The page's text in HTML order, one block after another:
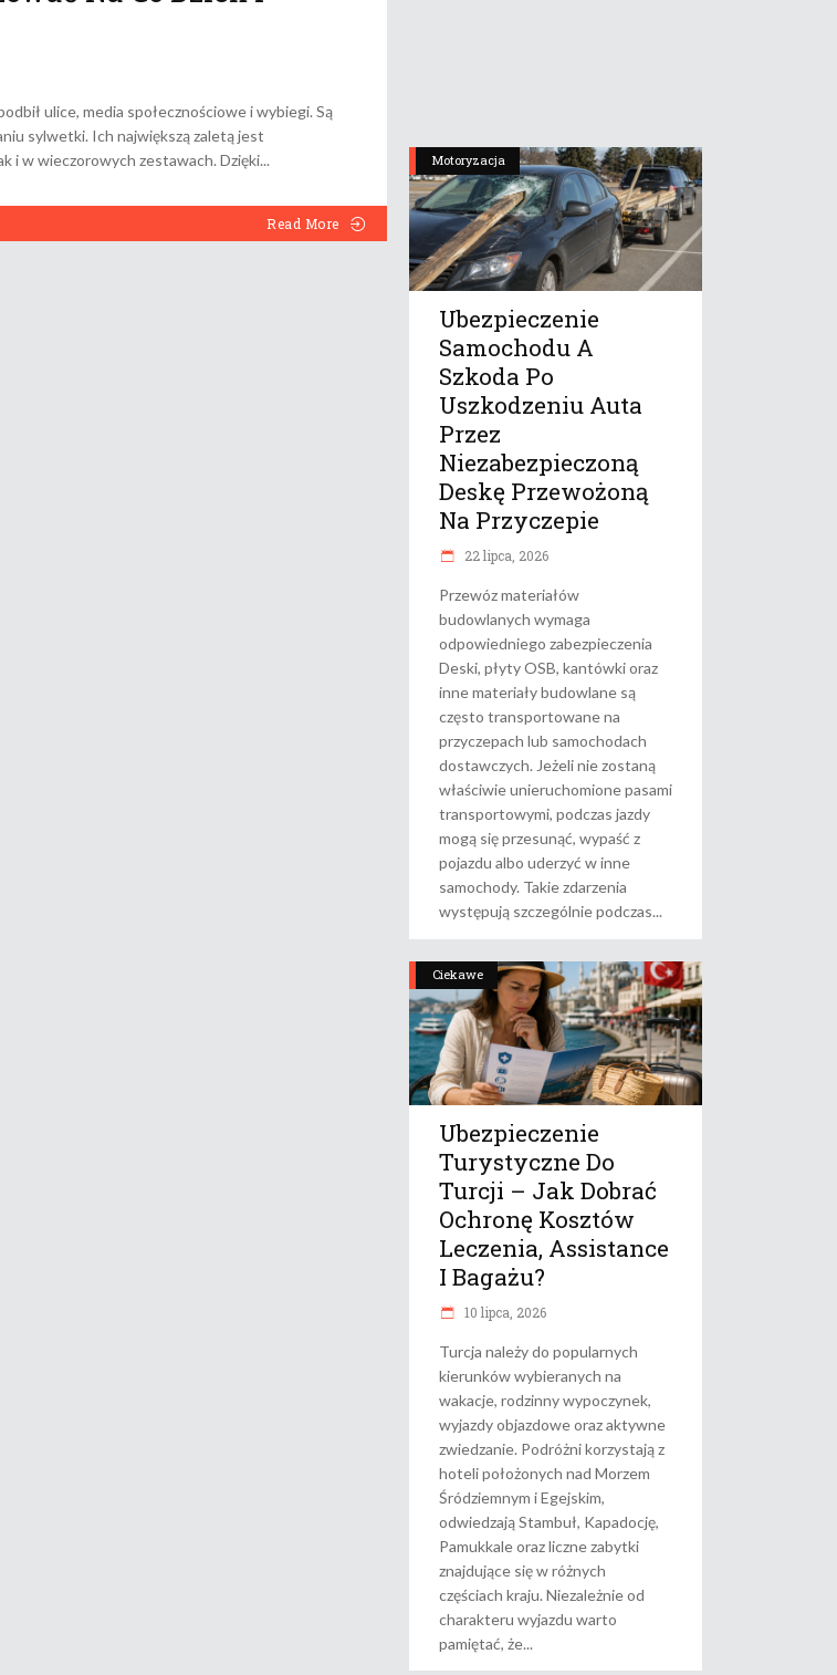
ulice, media społecznościowe i wybiegi. Są
sylwetki. Ich największą zaletą jest
i w wieczorowych zestawach. Dzięki
Read More
Motoryzacja
Ubezpieczenie
Samochodu A
Szkoda Po
Uszkodzeniu Auta
Przez
Niezabezpieczoną
Deskę Przewożoną
Na Przyczepie
22 lipca, 2026
Przewóz materiałów
budowlanych wymaga
odpowiedniego zabezpieczenia
Deski, płyty OSB, kantówki oraz
inne materiały budowlane są
często transportowane na
przyczepach lub samochodach
dostawczych. Jeżeli nie zostaną
właściwie unieruchomione pasami
transportowymi, podczas jazdy
mogą się przesunąć, wypaść z
pojazdu albo uderzyć w inne
samochody. Takie zdarzenia
występują szczególnie podczas
Ciekawe
Ubezpieczenie
Turystyczne Do
Turcji – Jak Dobrać
Ochronę Kosztów
Leczenia, Assistance
I Bagażu?
10 lipca, 2026
Turcja należy do popularnych
kierunków wybieranych na
wakacje, rodzinny wypoczynek,
wyjazdy objazdowe oraz aktywne
zwiedzanie. Podróżni korzystają z
hoteli położonych nad Morzem
Śródziemnym i Egejskim,
odwiedzają Stambuł, Kapadocję,
Pamukkale oraz liczne zabytki
znajdujące się w różnych
częściach kraju. Niezależnie od
charakteru wyjazdu warto
pamiętać, że